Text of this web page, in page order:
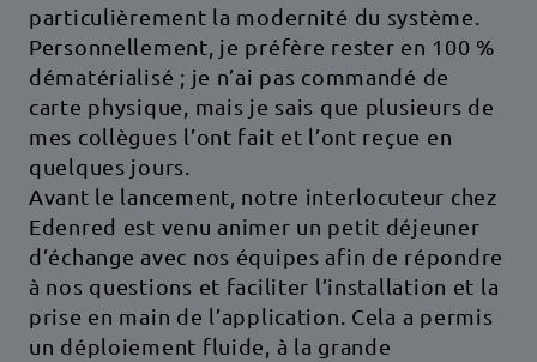
particulièrement la modernité du système.
Personnellement, je préfère rester en 100 %
dématérialisé ; je n’ai pas commandé de
carte physique, mais je sais que plusieurs de
mes collègues l’ont fait et l’ont reçue en
quelques jours.
Avant le lancement, notre interlocuteur chez
Edenred est venu animer un petit déjeuner
d’échange avec nos équipes afin de répondre
à nos questions et faciliter l’installation et la
prise en main de l’application. Cela a permis
un déploiement fluide, à la grande